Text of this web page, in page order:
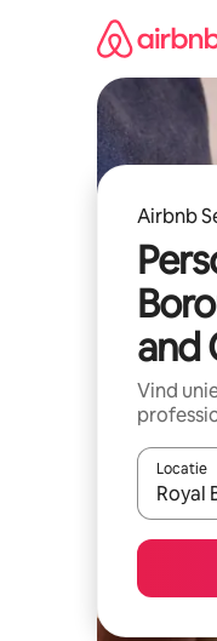
Airbnb
and
Vind
Locatie